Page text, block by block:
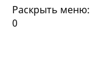
Раскрыть меню:
0